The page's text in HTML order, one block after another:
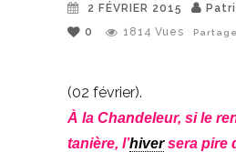
2 FÉVRIER 2015
0
1814 Vues
(02 février).
À la Chandeleur, si le
tanière, l’hiversera pire